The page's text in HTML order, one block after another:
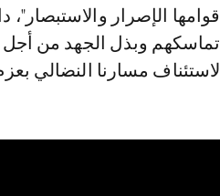
قوامها الإصرار
تماسكهم وبذل الجهد من
لاستئناف مسارنا النضالي